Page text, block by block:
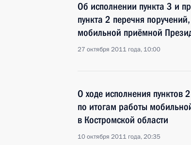
Об исполнении пункта 3 и
пункта 2 перечня
мобильной приёмной
27 октября 2011 года, 10:00
О ходе исполнения пунктов
по итогам работы
в Костромской области
10 октября 2011 года, 20:35